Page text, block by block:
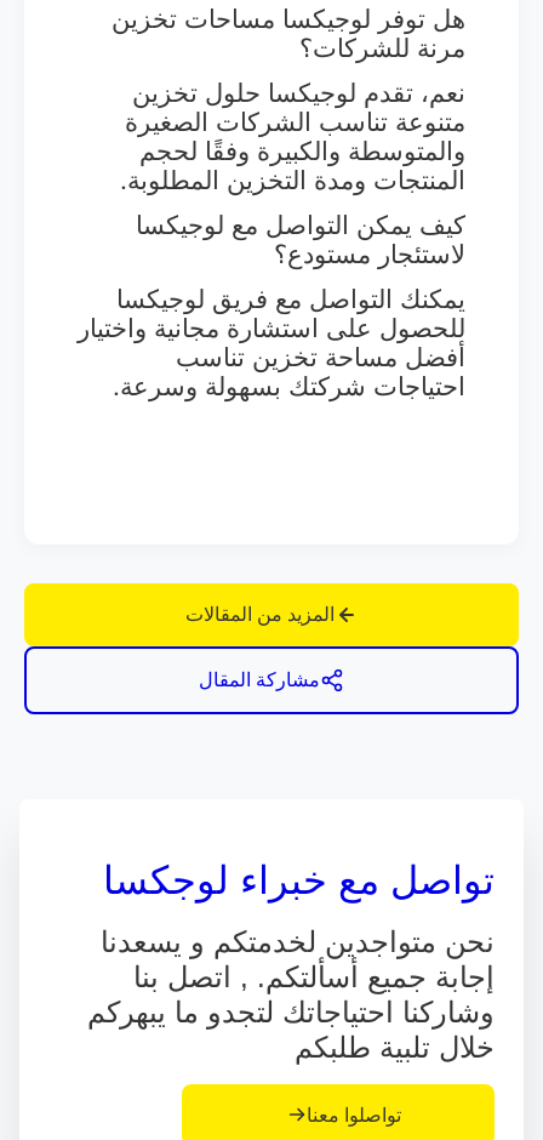
هل توفر لوجيكسا مساحات تخزين
مرنة للشركات؟
نعم، تقدم لوجيكسا حلول تخزين
متنوعة تناسب الشركات الصغيرة
والمتوسطة والكبيرة وفقًا لحجم
المنتجات ومدة التخزين المطلوبة.
كيف يمكن التواصل مع لوجيكسا
لاستئجار مستودع؟
يمكنك التواصل مع فريق لوجيكسا
للحصول على استشارة مجانية واختيار
أفضل مساحة تخزين تناسب
احتياجات شركتك بسهولة وسرعة.
المزيد من المقالات
مشاركة المقال
تواصل مع خبراء لوجكسا
نحن متواجدين لخدمتكم و يسعدنا
إجابة جميع أسألتكم. , اتصل بنا
وشاركنا احتياجاتك لتجدو ما يبهركم
خلال تلبية طلبكم
تواصلوا معنا